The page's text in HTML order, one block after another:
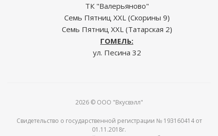
ТК "Валерьяново"
Семь Пятниц XXL (Скорины 9)
Семь Пятниц XXL (Татарская 2)
ГОМЕЛЬ:
ул. Песина 32
2026 © ООО "Вкусвэлл"
Свидетельство о государственной регистрации № 193160414 от
01.11.2018г.